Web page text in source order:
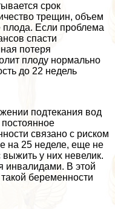
срок
трещин, объем
плода. Если проблема
спасти
потеря
плоду нормально
до 22 недель
подтекания вод
связано с риском
на 25 неделе, еще не
у них невелик.
инвалидами. В этой
беременности